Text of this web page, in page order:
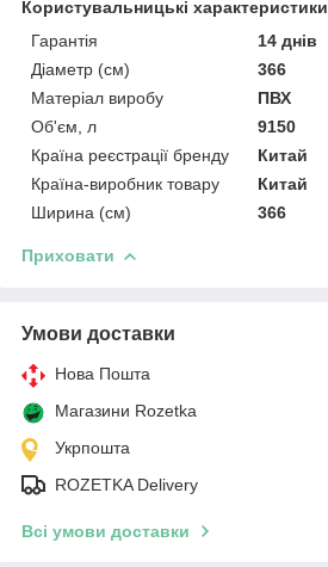
Користувальницькі характеристики
Гарантія
14 днів
Діаметр (см)
366
Матеріал виробу
ПВХ
Об'єм, л
9150
Країна реєстрації бренду
Китай
Країна-виробник товару
Китай
Ширина (см)
366
Приховати
Умови доставки
Нова Пошта
Магазини Rozetka
Укрпошта
ROZETKA Delivery
Всі умови доставки